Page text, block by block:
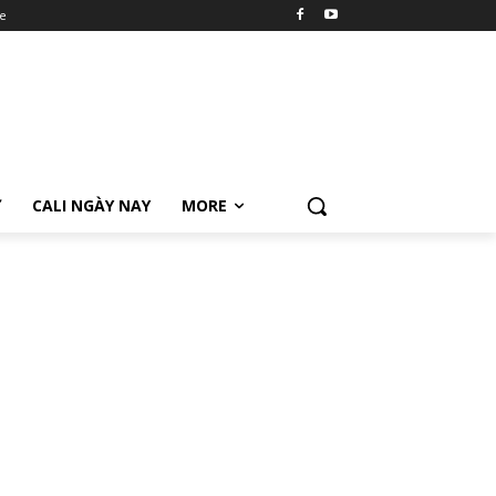
CALI NGÀY NAY MORE